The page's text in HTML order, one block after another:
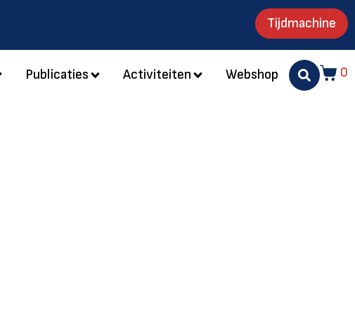
Tijdmachine
Publicaties Activiteiten Webshop 0